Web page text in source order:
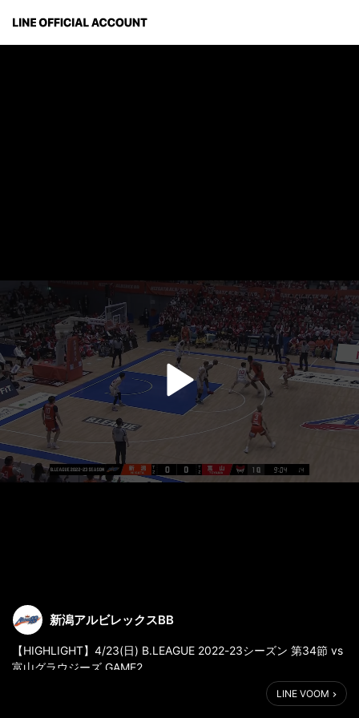
新潟アルビレックスBB
【HIGHLIGHT】4/23(日) B.LEAGUE 2022-23シーズン 第34節 vs
富山グラウジーズ GAME2
LINE VOOM